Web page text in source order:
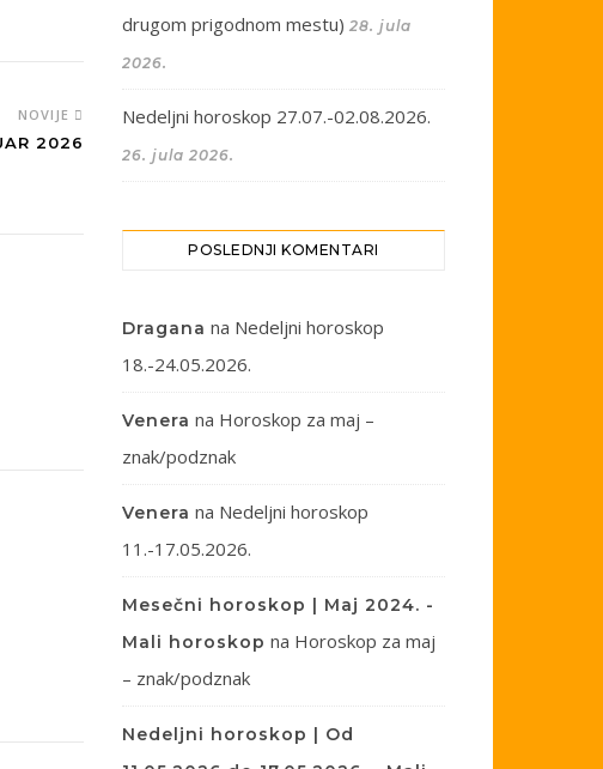
NOVIJE
2026
drugom prigodnom mestu) 28. jula
2026.
Nedeljni horoskop 27.07.-02.08.2026.
26. jula 2026.
POSLEDNJI KOMENTARI
Dragana na Nedeljni horoskop
18.-24.05.2026.
Venera na Horoskop za maj –
znak/podznak
Venera na Nedeljni horoskop
11.-17.05.2026.
Mesečni horoskop | Maj 2024. -
Mali horoskop na Horoskop za maj
– znak/podznak
Nedeljni horoskop | Od